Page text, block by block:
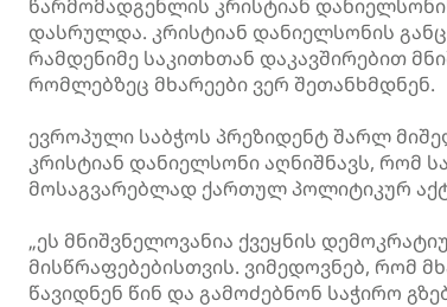
წარმომადგენლის კრისტიან
დასრულდა. კრისტიან დანიელსონის
რამდენიმე საკითხთან დაკავშირებით
რომლებზეც მხარეები ვერ შეთანხმდნენ.
ევროპული საბჭოს პრეზიდენტ შარლ
კრისტიან დანიელსონი აღნიშნავს, რომ
მოსაგვარებლად ქართულ პოლიტიკურ
„ეს მნიშვნელოვანია ქვეყნის
მისწრაფებებისთვის. ვიმედოვნებ, რომ
წავიდნენ წინ და გამოძებნონ საჭირო